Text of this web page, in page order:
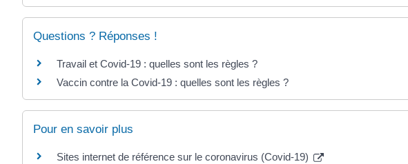
Questions ? Réponses !
Travail et Covid-19 : quelles sont les règles ?
Vaccin contre la Covid-19 : quelles sont les règles ?
Pour en savoir plus
Sites internet de référence sur le coronavirus (Covid-19)